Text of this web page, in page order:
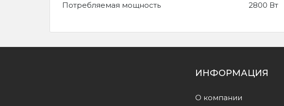
Потребляемая мощность
2800 Вт
ИНФОРМАЦИЯ
О компании